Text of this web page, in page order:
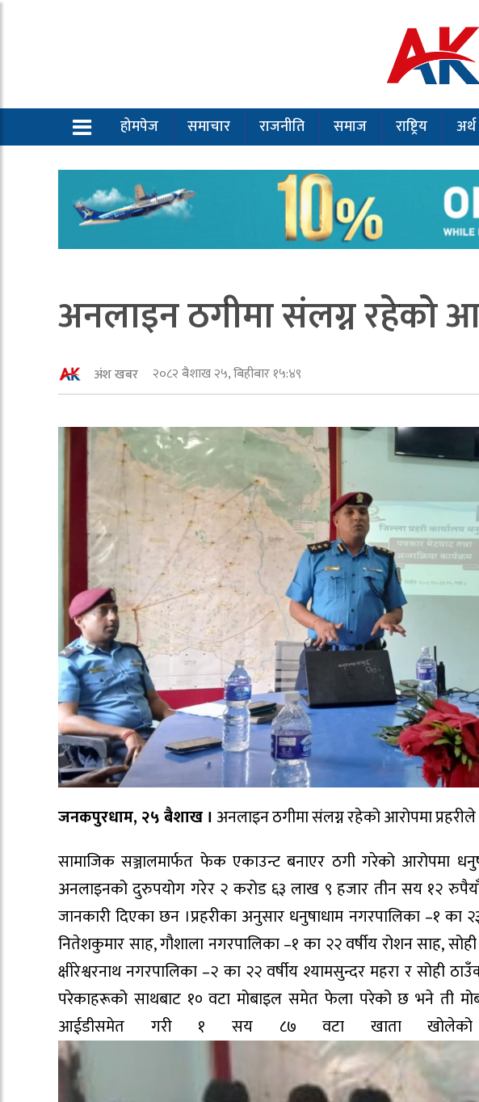
होमपेज समाचार राजनीति समाज राष्ट्रिय अर्थ
अनलाइन ठगीमा संलग्न रहेको
अंश खबर २०८२ बैशाख २५, बिहीबार १५:४९
जनकपुरधाम, २५ बैशाख । अनलाइन ठगीमा संलग्न रहेको आरोपमा
सामाजिक सञ्जालमार्फत फेक एकाउन्ट बनाएर ठगी गरेको आरोपमा
अनलाइनको दुरुपयोग गरेर २ करोड ६३ लाख ९ हजार तीन सय १२ रुपैयाँ
जानकारी दिएका छन ।प्रहरीका अनुसार धनुषाधाम नगरपालिका –१ का
नितेशकुमार साह, गौशाला नगरपालिका –१ का २२ वर्षीय रोशन साह,
क्षीरेश्वरनाथ नगरपालिका –२ का २२ वर्षीय श्यामसुन्दर महरा र सोही
परेकाहरूको साथबाट १० वटा मोबाइल समेत फेला परेको छ भने ती
आईडीसमेत गरी १ सय ८७ वटा खाता खोलेको